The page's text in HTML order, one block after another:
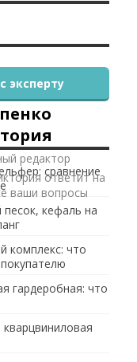
редактор
ответит на
ваши вопросы
эксперту
сравнение
песок, кефаль на
комплекс: что
гардеробная: что